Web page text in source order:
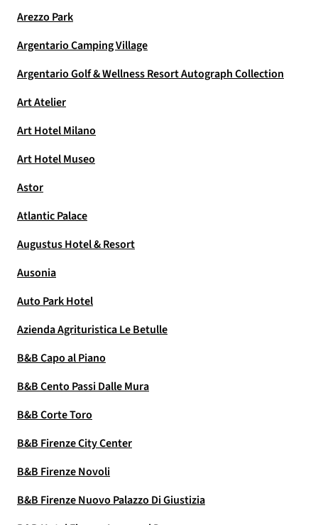
Arezzo Park
Argentario Camping Village
Argentario Golf & Wellness Resort Autograph Collection
Art Atelier
Art Hotel Milano
Art Hotel Museo
Astor
Atlantic Palace
Augustus Hotel & Resort
Ausonia
Auto Park Hotel
Azienda Agrituristica Le Betulle
B&B Capo al Piano
B&B Cento Passi Dalle Mura
B&B Corte Toro
B&B Firenze City Center
B&B Firenze Novoli
B&B Firenze Nuovo Palazzo Di Giustizia